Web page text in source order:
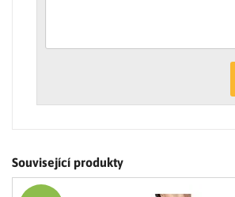
Související produkty